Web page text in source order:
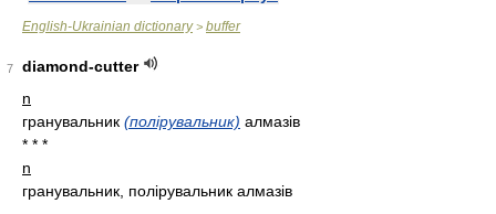
English-Ukrainian dictionary> buffer
7
diamond-cutter
n
гранувальник (полірувальник) алмазів
* * *
n
гранувальник, полірувальник алмазів